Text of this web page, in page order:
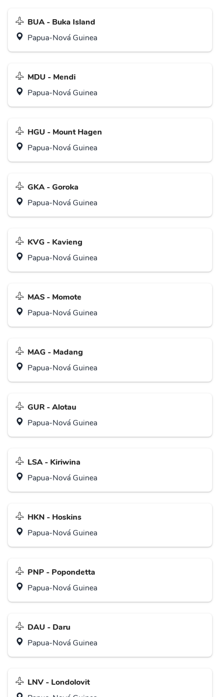
BUA - Buka Island
Papua-Nová Guinea
MDU - Mendi
Papua-Nová Guinea
HGU - Mount Hagen
Papua-Nová Guinea
GKA - Goroka
Papua-Nová Guinea
KVG - Kavieng
Papua-Nová Guinea
MAS - Momote
Papua-Nová Guinea
MAG - Madang
Papua-Nová Guinea
GUR - Alotau
Papua-Nová Guinea
LSA - Kiriwina
Papua-Nová Guinea
HKN - Hoskins
Papua-Nová Guinea
PNP - Popondetta
Papua-Nová Guinea
DAU - Daru
Papua-Nová Guinea
LNV - Londolovit